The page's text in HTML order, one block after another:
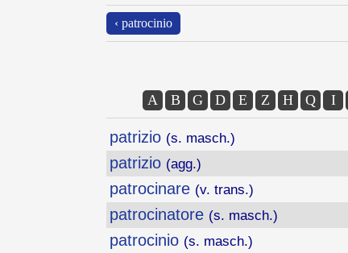
‹ patrocinio
A B G D E Z H Q I
patrizio (s. masch.)
patrizio (agg.)
patrocinare (v. trans.)
patrocinatore (s. masch.)
patrocinio (s. masch.)